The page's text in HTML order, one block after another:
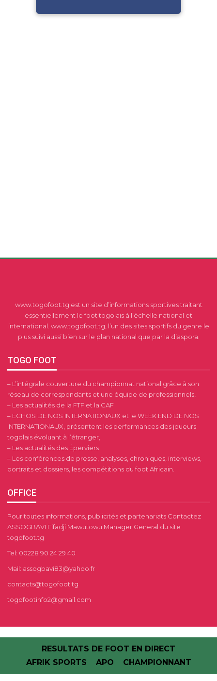
www.togofoot.tg est un site d’informations sportives traitant
essentiellement le foot togolais à l’échelle national et
international. www.togofoot.tg, l’un des sites sportifs du genre le
plus suivi aussi bien sur le plan national que par la diaspora.
TOGO FOOT
– L’intégrale couverture du championnat national grâce à son
réseau de correspondants et une équipe de professionnels,
– Les actualités de la FTF et la CAF
– ECHOS DE NOS INTERNATIONAUX et le WEEK END DE NOS
INTERNATIONAUX, présentent les performances des joueurs
togolais évoluant à l’étranger,
– Les actualités des Éperviers
– Les conférences de presse, analyses, chroniques, interviews,
portraits et dossiers, les compétitions du foot Africain.
OFFICE
Pour toutes informations, publicités et partenariats Contactez
ASSOGBAVI Fifadji Mawutowu Manager General du site
togofoot.tg
Tel: 00228 90 24 29 40
Mail: assogbavi83@yahoo.fr
contacts@togofoot.tg
togofootinfo2@gmail.com
RESULTATS DE FOOT EN DIRECT
AFRIK SPORTS
APO CHAMPIONNANT